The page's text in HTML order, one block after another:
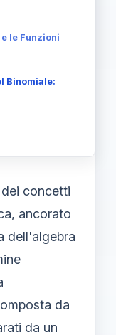
le Funzioni
Binomiale:
concetti
ancorato
dell'algebra
da
da un